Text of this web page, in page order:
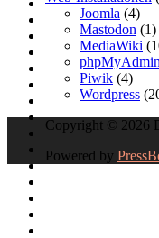
Joomla (4)
Mastodon (1)
MediaWiki
phpMyAdmin
Piwik (4)
Wordpress
Copyright © 2026
Powered by